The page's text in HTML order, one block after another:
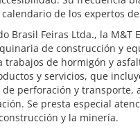
de los expertos
Brasil Feiras Ltda., la M&T
de construcción y
trabajos de hormigón y
y servicios, que
perforación y transporte,
Se presta especial
y la minería.